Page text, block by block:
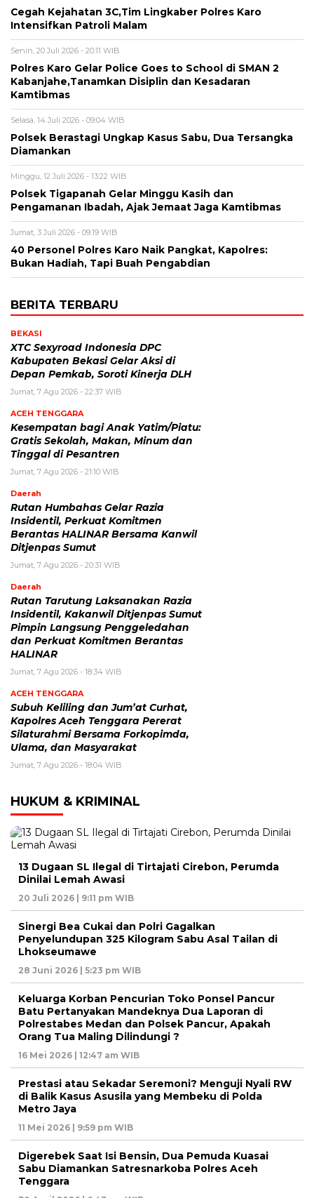
Cegah Kejahatan 3C,Tim Lingkaber Polres Karo
Intensifkan Patroli Malam
Senin, 20 Juli 2026 - 20:11 WIB
Polres Karo Gelar Police Goes to School di SMAN 2
Kabanjahe,Tanamkan Disiplin dan Kesadaran
Kamtibmas
Selasa, 14 Juli 2026 - 09:04 WIB
Polsek Berastagi Ungkap Kasus Sabu, Dua Tersangka
Diamankan
Minggu, 12 Juli 2026 - 13:22 WIB
Polsek Tigapanah Gelar Minggu Kasih dan
Pengamanan Ibadah, Ajak Jemaat Jaga Kamtibmas
Jumat, 3 Juli 2026 - 09:19 WIB
40 Personel Polres Karo Naik Pangkat, Kapolres:
Bukan Hadiah, Tapi Buah Pengabdian
BERITA TERBARU
BEKASI
XTC Sexyroad Indonesia DPC
Kabupaten Bekasi Gelar Aksi di
Depan Pemkab, Soroti Kinerja DLH
Jumat, 7 Agu 2026 - 22:37 WIB
ACEH TENGGARA
Kesempatan bagi Anak Yatim/Piatu:
Gratis Sekolah, Makan, Minum dan
Tinggal di Pesantren
Jumat, 7 Agu 2026 - 21:10 WIB
Daerah
Rutan Humbahas Gelar Razia
Insidentil, Perkuat Komitmen
Berantas HALINAR Bersama Kanwil
Ditjenpas Sumut
Jumat, 7 Agu 2026 - 20:31 WIB
Daerah
Rutan Tarutung Laksanakan Razia
Insidentil, Kakanwil Ditjenpas Sumut
Pimpin Langsung Penggeledahan
dan Perkuat Komitmen Berantas
HALINAR
Jumat, 7 Agu 2026 - 18:34 WIB
ACEH TENGGARA
Subuh Keliling dan Jum’at Curhat,
Kapolres Aceh Tenggara Pererat
Silaturahmi Bersama Forkopimda,
Ulama, dan Masyarakat
Jumat, 7 Agu 2026 - 18:04 WIB
HUKUM & KRIMINAL
13 Dugaan SL Ilegal di Tirtajati Cirebon, Perumda
Dinilai Lemah Awasi
20 Juli 2026 | 9:11 pm WIB
Sinergi Bea Cukai dan Polri Gagalkan
Penyelundupan 325 Kilogram Sabu Asal Tailan di
Lhokseumawe
28 Juni 2026 | 5:23 pm WIB
Keluarga Korban Pencurian Toko Ponsel Pancur
Batu Pertanyakan Mandeknya Dua Laporan di
Polrestabes Medan dan Polsek Pancur, Apakah
Orang Tua Maling Dilindungi ?
16 Mei 2026 | 12:47 am WIB
Prestasi atau Sekadar Seremoni? Menguji Nyali RW
di Balik Kasus Asusila yang Membeku di Polda
Metro Jaya
11 Mei 2026 | 9:59 pm WIB
Digerebek Saat Isi Bensin, Dua Pemuda Kuasai
Sabu Diamankan Satresnarkoba Polres Aceh
Tenggara